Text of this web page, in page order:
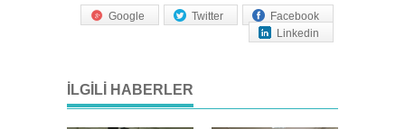
Facebook
Twitter
Google
Linkedin
İLGILI HABERLER